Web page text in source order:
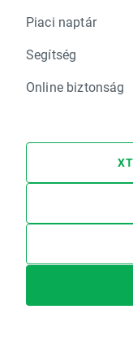
Piaci naptár
Segítség
Online biztonság